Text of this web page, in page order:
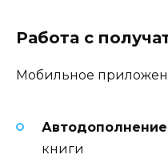
Работа с
Мобильное
книги